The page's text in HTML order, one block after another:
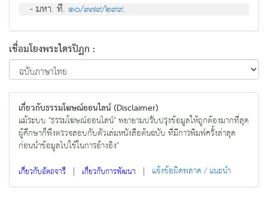
- มหา. ที.๑๐/๓๗๙/๒๙๙.
เชื่อมโยงพระไตรปิฏก :
เกี่ยวกับธรรมโฆษณ์ออนไลน์ (Disclaimer)
แม้ระบบ "ธรรมโฆษณ์ออนไลน์" พยายามปรับปรุงข้อมูลให้ถูกต้องมากที่สุด
ผู้ศึกษาก็พึงตรวจสอบกับตัวเล่มหนังสือต้นฉบับ ที่มีการพิมพ์ครั้งล่าสุด
ก่อนนำข้อมูลไปใช้ในการอ้างอิง"
เกี่ยวกับอัตถจารี | เกี่ยวกับการพัฒนา | แจ้งข้อผิดพลาด / แนะนำ